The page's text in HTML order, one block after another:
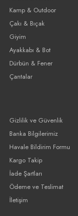
Kamp & Outdoor
Çakı & Bıçak
Giyim
Ayakkabı & Bot
Dürbün & Fener
Çantalar
Gizlilik ve Güvenlik
Banka Bilgilerimiz
Havale Bildirim Formu
Kargo Takip
İade Şartları
Ödeme ve Teslimat
İletişim